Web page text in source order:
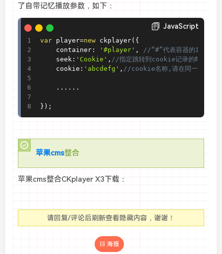
了自带记忆播放参数，如下：
JavaScript
var player=new ckplayer( {
    container
: '#player' ,
//“#”代表容器的ID，
    seek
: 'Cookie' , //指定跳转到cookie记录的时间，
    cookie
: 'abcdefg' , //cookie名称,请在同一域中保
. . . . . .
} ) ;
苹果cms整合
苹果cms整合CKplayer X3下载：
请回复/评论后刷新查看隐藏内容，谢谢！
海报